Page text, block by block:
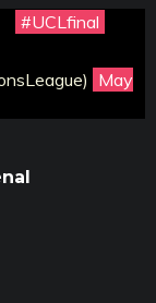
#UCLfinal
May